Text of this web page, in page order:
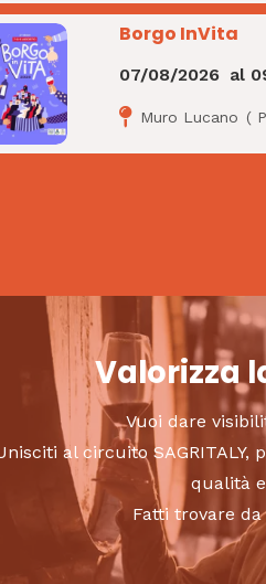
Borgo InVita
07/08/2026 al
Muro Lucano (
Valorizza
Vuoi dare
al circuito
qualità
Fatti trovare